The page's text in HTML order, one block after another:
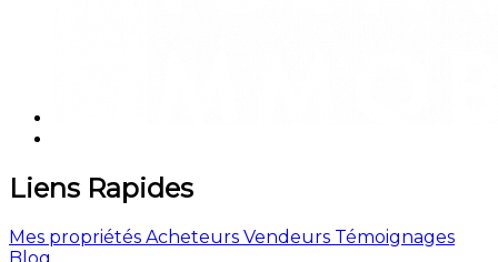
Liens Rapides
Mes propriétés Acheteurs Vendeurs Témoignages